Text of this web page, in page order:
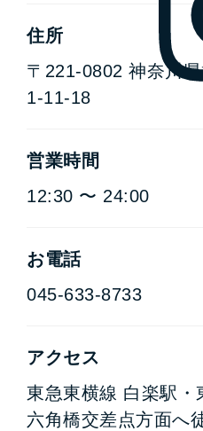
住所
〒221-0802 神奈川
1-11-18
営業時間
12:30 〜 24:00
お電話
045-633-8733
アクセス
東急東横線 白楽駅・
六角橋交差点方面へ